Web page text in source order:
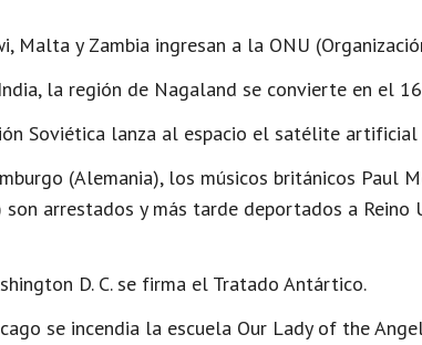
Malta y Zambia ingresan a la ONU
la región de Nagaland se convierte en el
Soviética lanza al espacio el satélite artificial
(Alemania), los músicos británicos Paul
son arrestados y más tarde deportados a Reino
D. C. se firma el Tratado Antártico.
se incendia la escuela Our Lady of the